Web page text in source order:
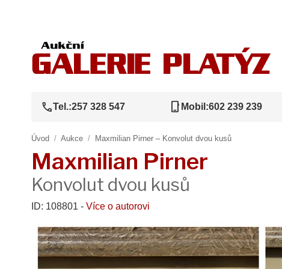
callTel.:257 328 547 phone_iphone Mobil:602 239 239
Úvod / Aukce / Maxmilian Pirner – Konvolut dvou kusů
Maxmilian Pirner
Konvolut dvou kusů
ID: 108801 - Více o autorovi